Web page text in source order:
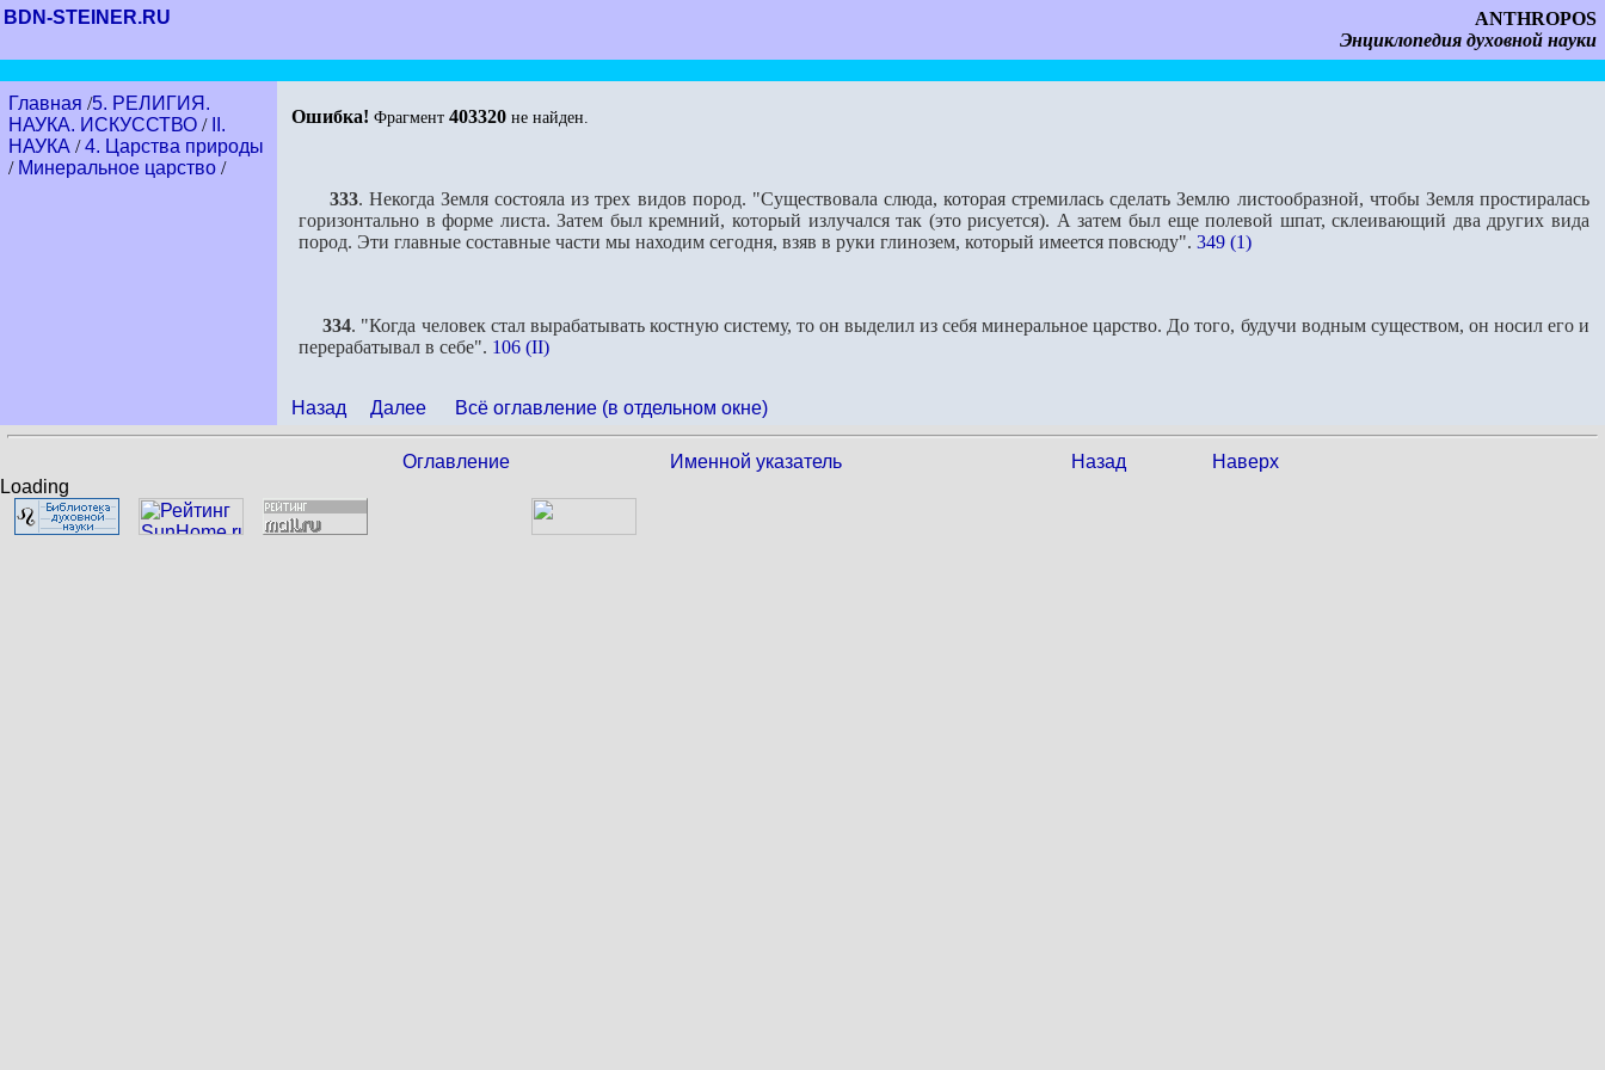
BDN-STEINER.RU
ANTHROPOS
Энциклопедия духовной науки
Главная /5. РЕЛИГИЯ.
НАУКА. ИСКУССТВО /
II.
НАУКА /4. Царства природы
/ Минеральное царство /
Ошибка! Фрагмент 403320 не найден.
333. Некогда Земля состояла из трех видов пород. "Существовала слюда, которая стремилась сделать Землю листообразной, чтобы Земля простиралась
горизонтально в форме листа. Затем был кремний, который излучался так (это рисуется). А затем был еще полевой шпат, склеивающий два других вида
пород. Эти главные составные части мы находим сегодня, взяв в руки глинозем, который имеется повсюду". 349 (1)
334. "Когда человек стал вырабатывать костную систему, то он выделил из себя минеральное царство. До того, будучи водным существом, он носил его и
перерабатывал в себе". 106 (II)
Назад Далее Всё оглавление (в отдельном окне)
Оглавление Именной указатель Назад
Наверх
Loading